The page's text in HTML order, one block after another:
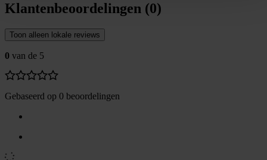
Klantenbeoordelingen (0)
Toon alleen lokale reviews
0 van de 5
Gebaseerd op 0 beoordelingen